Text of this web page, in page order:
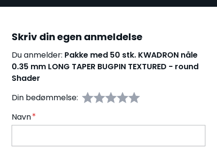
Skriv din egen anmeldelse
Du anmelder: Pakke med 50 stk. KWADRON nåle
0.35 mm LONG TAPER BUGPIN TEXTURED - round
Shader
Din bedømmelse:
Navn